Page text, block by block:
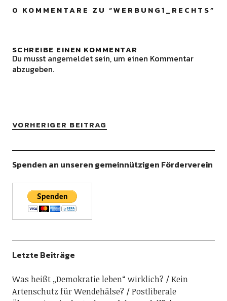
0 KOMMENTARE ZU “WERBUNG1_RECHTS”
SCHREIBE EINEN KOMMENTAR
Du musst angemeldetsein, um einen Kommentar
abzugeben.
VORHERIGER BEITRAG
Spenden an unseren gemeinnützigen Förderverein
Letzte Beiträge
Was heißt „Demokratie leben“ wirklich?
Kein
Artenschutz für Wendehälse?
Postliberale